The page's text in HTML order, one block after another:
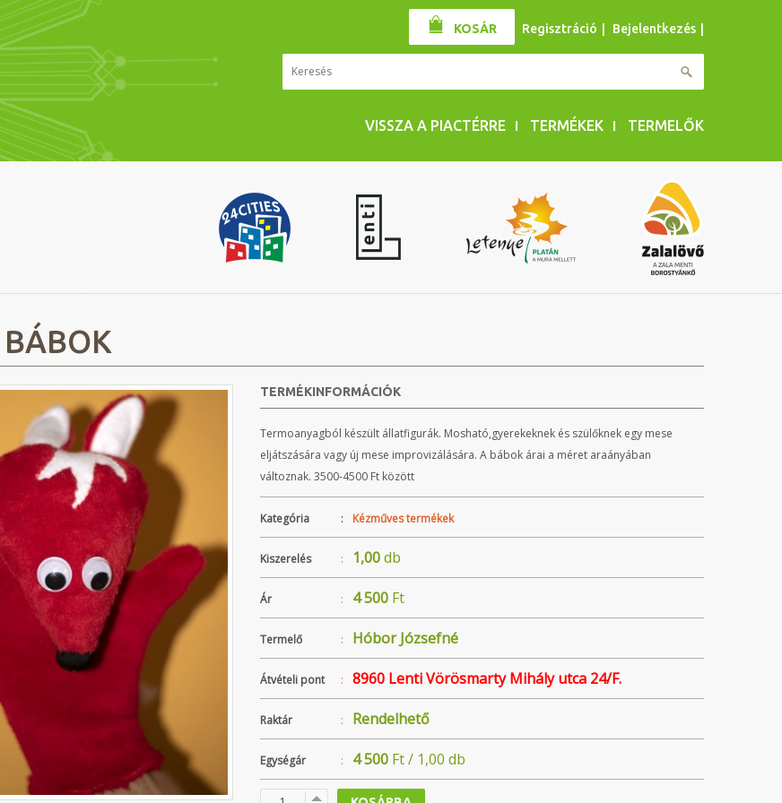
KOSÁR Regisztráció Bejelentkezés
VISSZA A PIACTÉRRE TERMÉKEK TERMELŐK
BÁBOK
TERMÉKINFORMÁCIÓK
Termoanyagból készült állatfigurák. Mosható,gyerekeknek és szülőknek egy mese
eljátszására vagy új mese improvizálására. A bábok árai a méret araányában
változnak. 3500-4500 Ft között
Kategória : Kézműves termékek
Kiszerelés : 1,00db
Ár : 4 500 Ft
Termelő : Hóbor Józsefné
Átvételi pont : 8960 Lenti Vörösmarty Mihály utca 24/F.
Raktár : Rendelhető
Egységár : 4 500 Ft / 1,00 db